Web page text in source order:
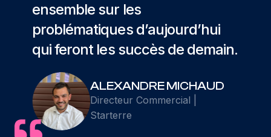
ensemble sur les
problématiques d’aujourd’hui
qui feront les succès de demain.
ALEXANDRE MICHAUD
Directeur Commercial |
Starterre